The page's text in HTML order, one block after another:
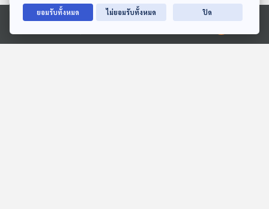
Ⓒ 2020 องค์การกระจายเสียงและแพร่ภาพสาธารณะแห่งประเทศไทย
ยอมรับทั้งหมด ไม่ยอมรับทั้งหมด ปิด